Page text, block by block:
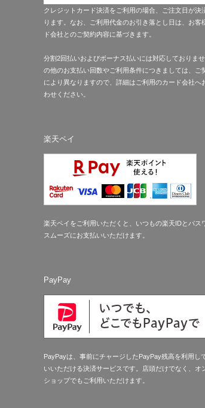
クレジットカード決済をご利用の場合、ご注文日が決
ります。なお、ご利用代金のお引き落とし日は、お客
ド会社とのご契約内容に基づきます。
分割2回払いおよびボーナス払いには対応しておりま
の他のお支払い回数やご利用条件につきましては、ご
により異なりますので、詳細はご利用のカード会社へ
わせください。
楽天ペイ
楽天ペイをご利用いただくと、いつもの楽天IDとパス
スムーズにお支払いいただけます。
PayPay
PayPayは、事前にチャージしたPayPay残高を利用し
いいただける決済サービスです。店頭だけでなく、オ
ショップでもご利用いただけます。